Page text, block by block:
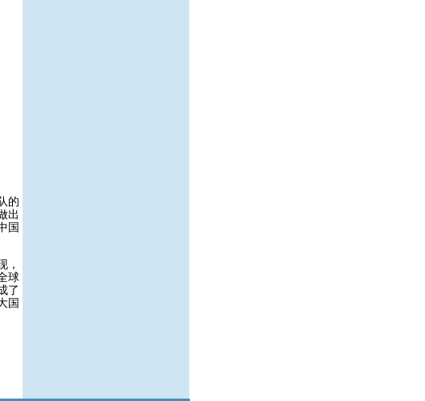
的
出
国
，
球
了
国